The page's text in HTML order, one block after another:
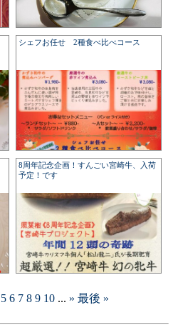
シェフお任せ 2種食べ比べコース
8周年記念企画！すんごい宮崎牛、入荷
予定！です
5 6 7 8 9 10 ... » 最後 »